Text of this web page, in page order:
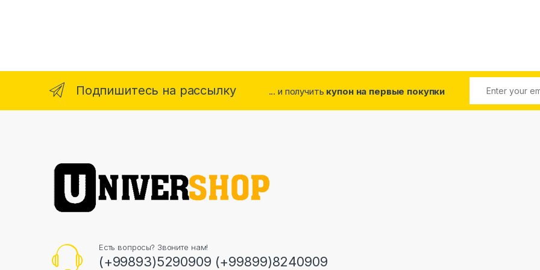
Подпишитесь на рассылку ... и получить купон на первые покупки
Есть вопросы? Звоните нам!
(+99893)5290909 (+99899)8240909